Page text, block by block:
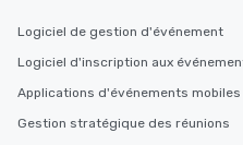
Logiciel de gestion d'événement
Logiciel d'inscription aux
Applications d'événements mobiles
Gestion stratégique des réunions